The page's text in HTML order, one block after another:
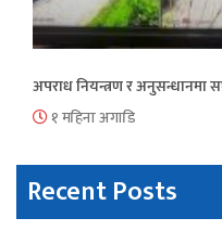
अपराध नियन्त्रण र अनुसन्धानमा
१ महिना अगाडि
Recent Posts